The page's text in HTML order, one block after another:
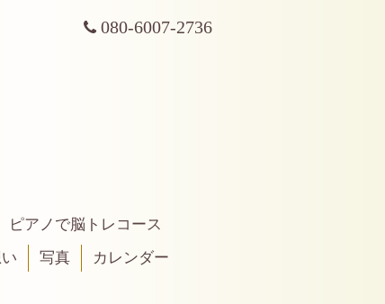
080-6007-2736
ピアノで脳トレコース
写真
カレンダー